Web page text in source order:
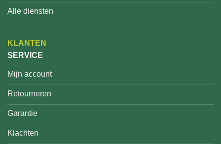
Alle diensten
KLANTEN
SERVICE
Mijn account
Retourneren
Garantie
Klachten